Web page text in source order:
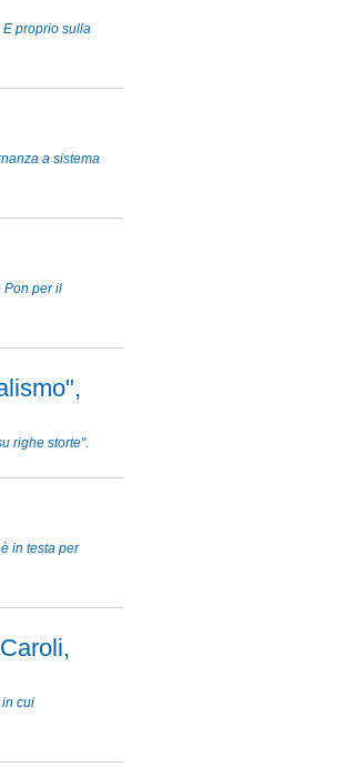
proprio sulla
a sistema
Pon per il
righe storte".
in testa per
cui